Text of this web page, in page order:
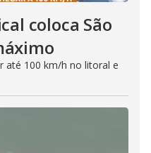
coloca São
até 100 km/h no litoral e